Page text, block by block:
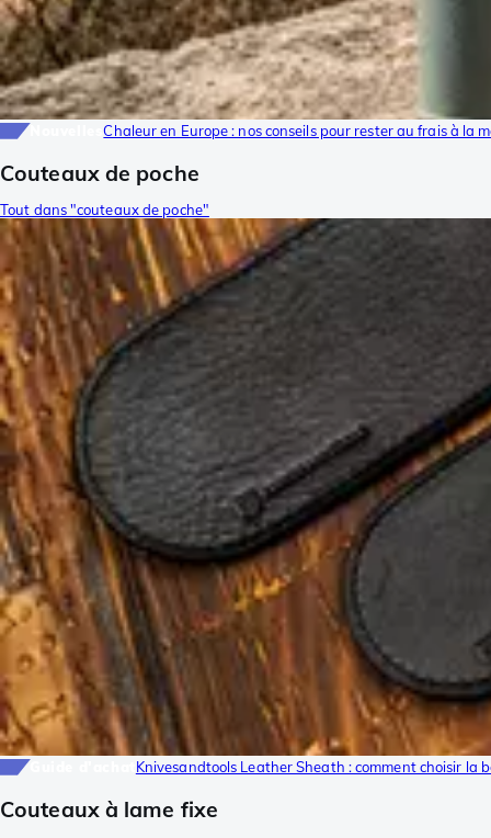
NouvellesChaleur en Europe : nos conseils pour rester au frais à la
Couteaux de poche
Tout dans "couteaux de poche"
Knivesandtools Leather Sheath : comment choisir la
Couteaux à lame fixe